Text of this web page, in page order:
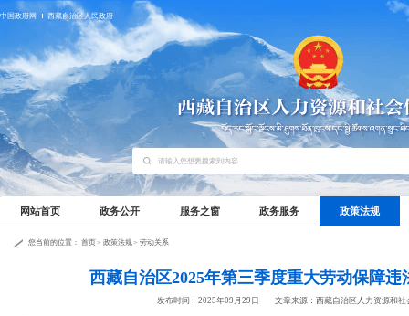
中国政府网 西藏自治区人民政府
网站首页 政务公开 服务之窗 政务服务 政策法规
您当前的位置： 首页> 政策法规 > 劳动关系
西藏自治区2025年第三季度重大劳动保障
发布时间：2025年09月29日 文章来源：西藏自治区人力资源和